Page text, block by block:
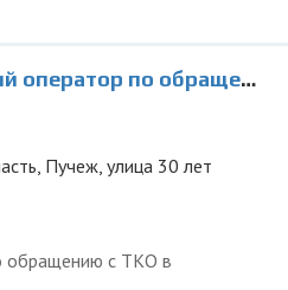
по обращению с ТКО» в Пучеже
Пучеж, улица 30 лет
обращению с ТКО в